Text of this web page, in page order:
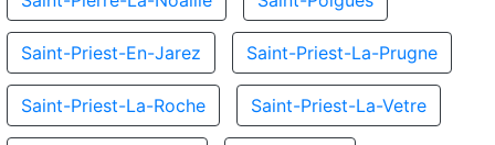
Saint-Priest-En-Jarez Saint-Priest-La-Prugne
Saint-Priest-La-Roche Saint-Priest-La-Vetre